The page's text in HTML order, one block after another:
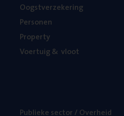
Oogst­ver­ze­ke­ring
Per­so­nen
Pro­per­ty
Voer­tuig& vloot
Publie­ke sec­tor / Overheid